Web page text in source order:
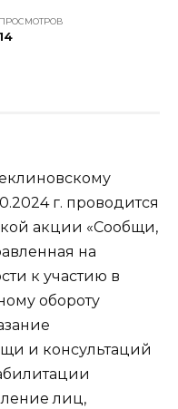
ПРОСМОТРОВ
14
г. проводится
акции «Сообщи,
на
к участию в
обороту
и консультаций
лиц,